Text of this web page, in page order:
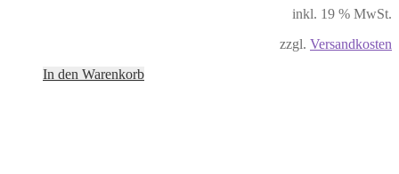
inkl. 19 % MwSt.
zzgl. Versandkosten
In den Warenkorb